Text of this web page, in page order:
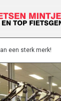
een sterk merk!
Dele